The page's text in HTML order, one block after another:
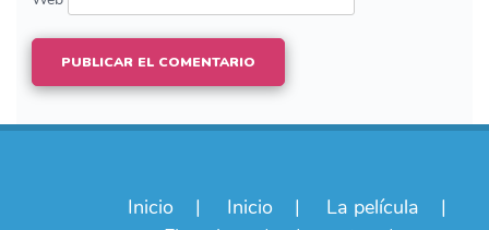
Inicio Inicio
La película